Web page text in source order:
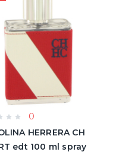
0
HERRERA CH
edt 100 ml spray